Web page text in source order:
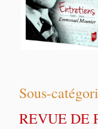
Sous-
REVUE DE